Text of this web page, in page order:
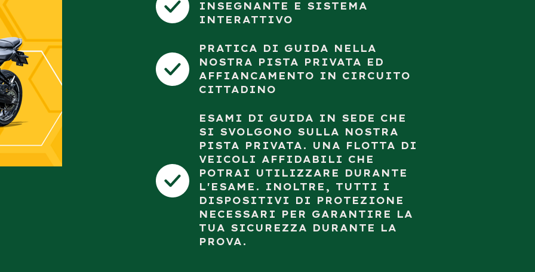
INSEGNANTE E SISTEMA
INTERATTIVO
PRATICA DI GUIDA NELLA
NOSTRA PISTA PRIVATA ED
AFFIANCAMENTO IN CIRCUITO
CITTADINO
ESAMI DI GUIDA IN SEDE CHE
SI SVOLGONO SULLA NOSTRA
PISTA PRIVATA. UNA FLOTTA DI
VEICOLI AFFIDABILI CHE
POTRAI UTILIZZARE DURANTE
L'ESAME. INOLTRE, TUTTI I
DISPOSITIVI DI PROTEZIONE
NECESSARI PER GARANTIRE LA
TUA SICUREZZA DURANTE LA
PROVA.